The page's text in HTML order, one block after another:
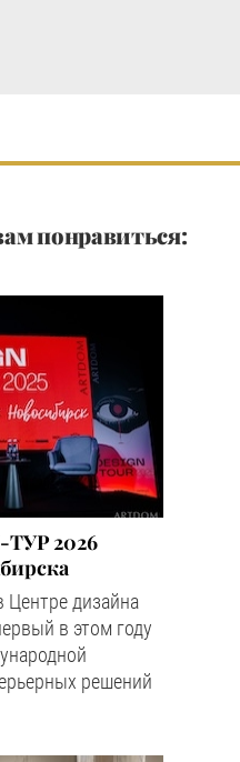
понравиться:
2026
Центре дизайна
в этом году
решений